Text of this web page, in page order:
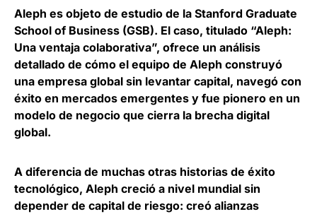
Aleph es objeto de estudio de la Stanford Graduate
School of Business (GSB). El caso, titulado “Aleph:
Una ventaja colaborativa”, ofrece un análisis
detallado de cómo el equipo de Aleph construyó
una empresa global sin levantar capital, navegó con
éxito en mercados emergentes y fue pionero en un
modelo de negocio que cierra la brecha digital
global.
A diferencia de muchas otras historias de éxito
tecnológico, Aleph creció a nivel mundial sin
depender de capital de riesgo: creó alianzas